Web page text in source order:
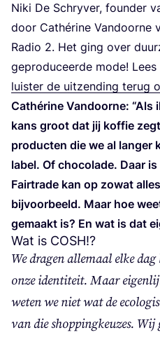
Niki De Schry­ver, foun­der
door Cathé­ri­ne Van­door­ne
Radio 2. Het ging over
gepro­du­ceer­de mode!
luis­ter de uit­zen­ding terug
Cathé­ri­ne Van­door­ne: “Als
kans groot dat jij kof­fie
pro­duc­ten die we al lan­ger
label. Of cho­co­la­de. Daar
Fair­t­ra­de kan op zowat
bij­voor­beeld. Maar hoe
gemaakt is? En wat is dat
Wat is COSH!?
We dra­gen alle­maal elke
onze iden­ti­teit. Maar
weten we niet wat de
van die shop­ping­keu­zes. Wij